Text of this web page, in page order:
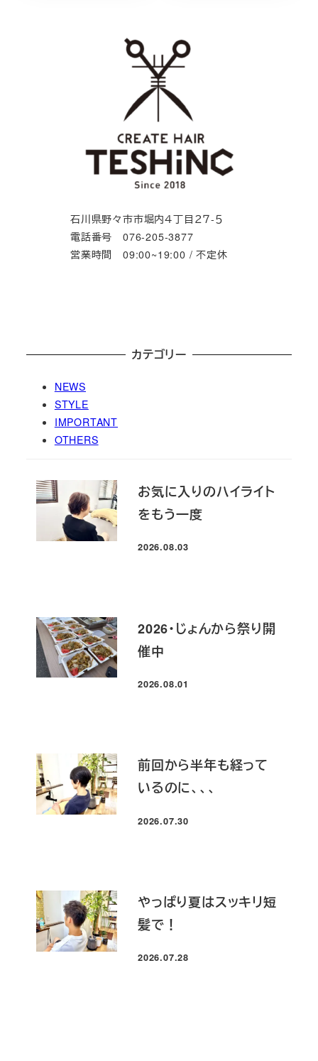
石川県野々市市堀内４丁目２７-５
電話番号 076-205-3877
営業時間 09:00~19:00 / 不定休
カテゴリー
NEWS
STYLE
IMPORTANT
OTHERS
お気に入りのハイライト
をもう一度
投稿日
2026.08.03
2026・じょんから祭り開
催中
投稿日
2026.08.01
前回から半年も経って
いるのに、、、
投稿日
2026.07.30
やっぱり夏はスッキリ短
髪で！
投稿日
2026.07.28